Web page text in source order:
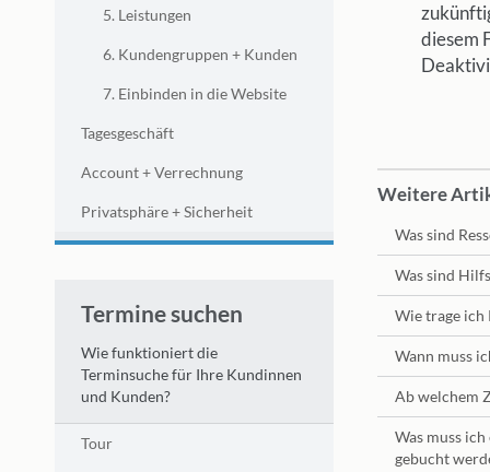
5. Leistungen
6. Kundengruppen + Kunden
7. Einbinden in die Website
Tagesgeschäft
Account + Verrechnung
Privatsphäre + Sicherheit
Termine suchen
Wie funktioniert die
Terminsuche für Ihre Kundinnen
und Kunden?
Tour
diesem
Weitere
Was sind
Was sind
Wie trage ich
Wann muss
Ab welchem
Was muss
gebucht